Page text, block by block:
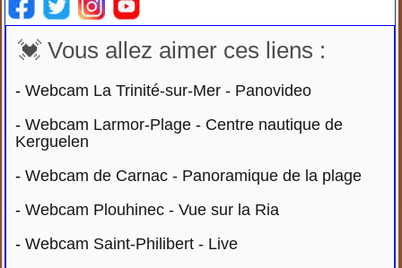
💓 Vous allez aimer ces liens :
-Webcam La Trinité-sur-Mer - Panovideo
-Webcam Larmor-Plage - Centre nautique de
Kerguelen
-Webcam de Carnac - Panoramique de la plage
-Webcam Plouhinec - Vue sur la Ria
-Webcam Saint-Philibert - Live